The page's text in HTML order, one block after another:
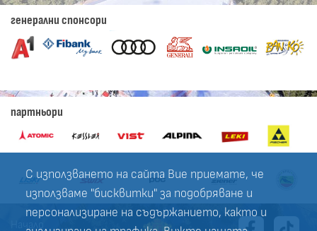
С използването на сайта Вие приемате, че
използваме "бисквитки" за подобряване и
персонализиране на съдържанието, както и
генерални спонсори
партньори